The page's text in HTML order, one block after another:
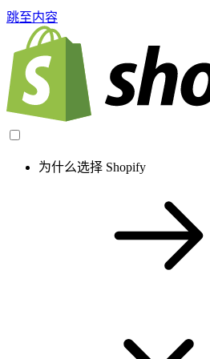
跳至内容
为什么选择 Shopify